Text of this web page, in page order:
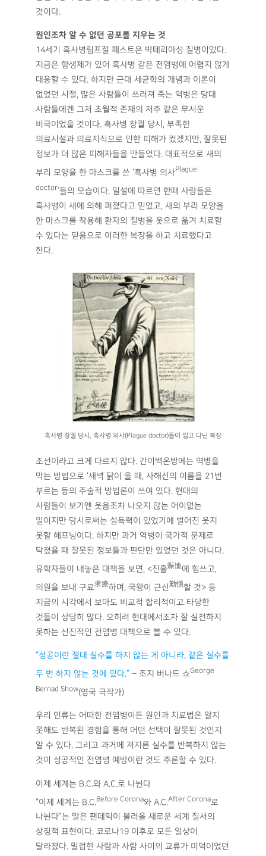
것이다.
원인조차 알 수 없던 공포를 지우는 것
14세기 흑사병림프절 페스트은 박테리아성 질병이었다.
지금은 항생제가 있어 흑사병 같은 전염병에 어렵지 않게
대응할 수 있다. 하지만 근대 세균학의 개념과 이론이
없었던 시절, 많은 사람들이 쓰러져 죽는 역병은 당대
사람들에겐 그저 초월적 존재의 저주 같은 무서운
비극이었을 것이다. 흑사병 창궐 당시, 부족한
의료시설과 의료지식으로 인한 피해가 컸겠지만, 잘못된
정보가 더 많은 피해자들을 만들었다. 대표적으로 새의
부리 모양을 한 마스크를 쓴 ‘흑사병 의사Plague
doctor’들의 모습이다. 일설에 따르면 한때 사람들은
흑사병이 새에 의해 퍼졌다고 믿었고, 새의 부리 모양을
한 마스크를 착용해 환자의 질병을 옷으로 옮겨 치료할
수 있다는 믿음으로 이러한 복장을 하고 치료했다고
한다.
흑사병 창궐 당시, 흑사병 의사(Plague doctor)들이 입고 다닌 복장
조선이라고 크게 다르지 않다. 간이벽온방에는 역병을
막는 방법으로 ‘새벽 닭이 울 때, 사해신의 이름을 21번
부르는 등의 주술적 방법론이 쓰여 있다. 현대의
사람들이 보기엔 웃음조차 나오지 않는 어이없는
일이지만 당시로써는 설득력이 있었기에 벌어진 웃지
못할 해프닝이다. 하지만 과거 역병이 국가적 문제로
닥쳤을 때 잘못된 정보들과 판단만 있었던 것은 아니다.
유학자들이 내놓은 대책을 보면, <진휼賑恤에 힘쓰고,
의원을 보내 구료求療하며, 국왕이 근신勤愼할 것> 등
지금의 시각에서 보아도 비교적 합리적이고 타당한
것들이 상당히 많다. 오히려 현대에서조차 잘 실천하지
못하는 선진적인 전염병 대책으로 볼 수 있다.
“성공이란 절대 실수를 하지 않는 게 아니라, 같은 실수를
두 번 하지 않는 것에 있다.” – 조지 버나드 쇼George
Bernad Show(영국 극작가)
우리 인류는 어떠한 전염병이든 원인과 치료법은 알지
못해도 반복된 경험을 통해 어떤 선택이 잘못된 것인지
알 수 있다. 그리고 과거에 저지른 실수를 반복하지 않는
것이 성공적인 전염병 예방이란 것도 추론할 수 있다.
이제 세계는 B.C.와 A.C.로 나뉜다
“이제 세계는 B.C.Before Corona와 A.C.After Corona로
나뉜다”는 말은 팬데믹이 불러올 새로운 세계 질서의
상징적 표현이다. 코로나19 이후로 모든 일상이
달라졌다. 밀접한 사람과 사람 사이의 교류가 미덕이었던